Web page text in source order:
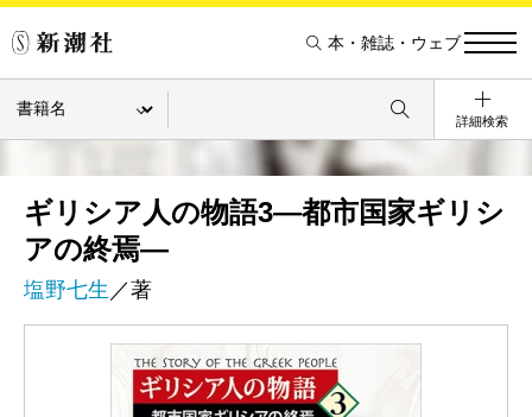
本・雑誌・ウェブ
詳細検索
ギリシア人の物語3―都市国家ギリシ
アの終焉―
塩野七生 ／著